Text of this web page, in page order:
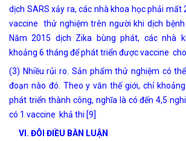
dịch SARS xảy ra, các nhà khoa học phải mất
vaccine thử nghiệm trên người khi dịch
Năm 2015 dịch Zika bùng phát, các nhà
khoảng 6 tháng để phát triển được vaccine
(3) Nhiều rủi ro. Sản phẩm thử nghiệm có
đoạn nào đó. Theo y văn thế giới, chỉ
phát triển thành công, nghĩa là có đến 4,5
có 1 vaccine khả thi [9]
VI. ĐÔI ĐIỀU BÀN LUẬN